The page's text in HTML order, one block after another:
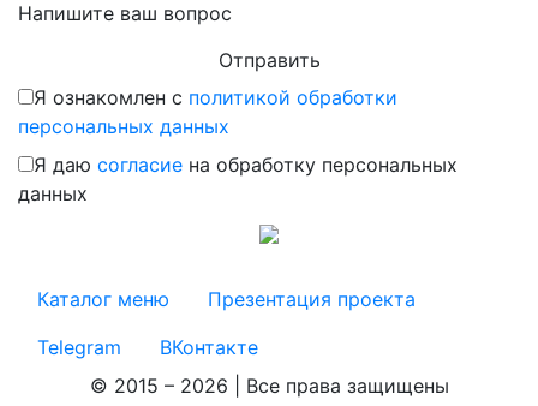
Напишите ваш вопрос
Я ознакомлен с политикой обработки
персональных данных
Я даю согласие на обработку персональных
данных
Каталог меню
Презентация проекта
Telegram
ВКонтакте
© 2015 – 2026 | Все права защищены